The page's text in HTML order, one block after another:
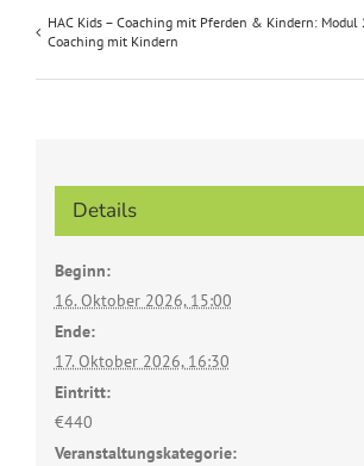
HAC Kids – Coaching mit Pferden & Kindern: Modul
Coaching mit Kindern
Details
Beginn:
16. Oktober 2026, 15:00
Ende:
17. Oktober 2026, 16:30
Eintritt:
€440
Veranstaltungskategorie: